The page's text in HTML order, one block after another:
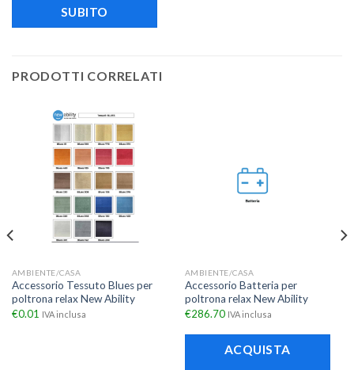
SUBITO
PRODOTTI CORRELATI
AMBIENTE/CASA
Accessorio Tessuto Blues per
poltrona relax New Ability
€0.01 IVA inclusa
AMBIENTE/CASA
Accessorio Batteria per
poltrona relax New Ability
€286.70 IVA inclusa
ACQUISTA